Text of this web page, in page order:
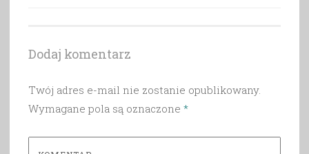
Dodaj komentarz
Twój adres e-mail nie zostanie opublikowany.
Wymagane pola są oznaczone *